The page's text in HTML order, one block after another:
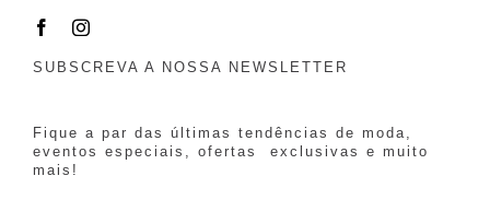
SUBSCREVA A NOSSA NEWSLETTER
Fique a par das últimas tendências de moda,
eventos especiais, ofertas exclusivas e muito
mais!